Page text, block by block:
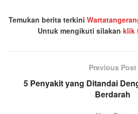
Temukan berita terkini
Untuk mengikuti silakan klik
Previous Post
5 Penyakit yang Ditandai
Berdarah